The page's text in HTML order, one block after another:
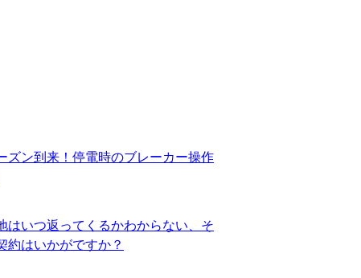
ズン到来！停電時のブレーカー操作
はいつ返ってくるかわからない、そ
約はいかがですか？